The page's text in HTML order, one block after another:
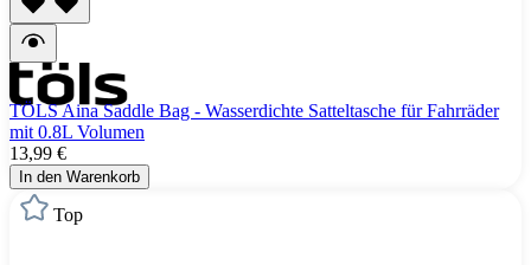
TÖLS Aina Saddle Bag - Wasserdichte Satteltasche für Fahrräder
mit 0.8L Volumen
13,99 €
In den Warenkorb
Top